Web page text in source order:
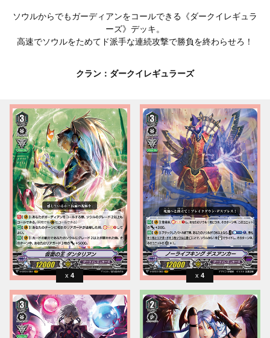
ソウルからでもガーディアンをコールできる《ダークイレギュラ
ーズ》デッキ。
高速でソウルをためてド派手な連続攻撃で勝負を終わらせろ！
クラン：ダークイレギュラーズ
4 4